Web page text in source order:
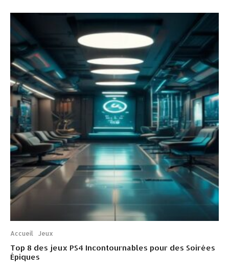
Accueil Jeux
Top 8 des jeux PS4 Incontournables pour des Soirées
Épiques